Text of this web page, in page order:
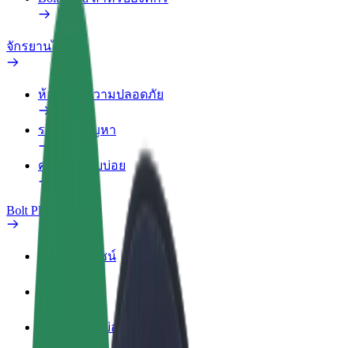
จักรยานไฟฟ้า
ห้องแล็บความปลอดภัย
รายงานปัญหา
คำถามที่พบบ่อย
Bolt Plus
สิทธิประโยชน์
คำถามที่พบบ่อย